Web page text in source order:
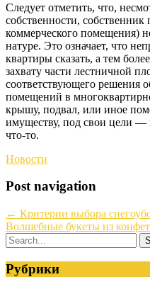
Следует отметить, что,
собственности,
коммерческого помещения)
натуре. Это означает, что
квартиры сказать, а тем
захвату части лестничной
соответствующего решения
помещений в
крышу, подвал, или иное
имуществу, под свои цели —
что-то.
Новости
Post navigation
← Критерии выбора
Волшебные букеты из конфет
Рубрики